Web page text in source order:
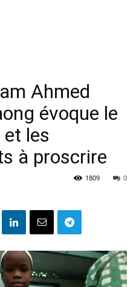
Ahmed
évoque le
les
à proscrire
0
1809